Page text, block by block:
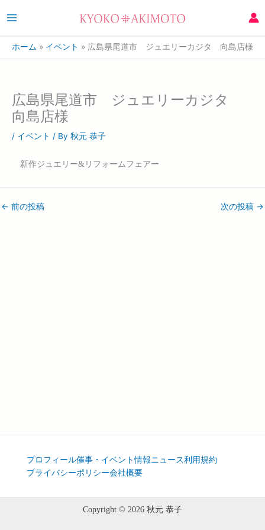
ホーム イベント 広島県尾道市 ジュエリーカジタ 向島店様
広島県尾道市 ジュエリーカジタ
向島店様
/ イベント / By 秋元 恭子
新作ジュエリー&リフォームフェアー
← 前の投稿 次の投稿 →
プロフィール催事・イベント情報ニュース利用規約
プライバシーポリシー会社概要
Copyright © 2026 秋元 恭子